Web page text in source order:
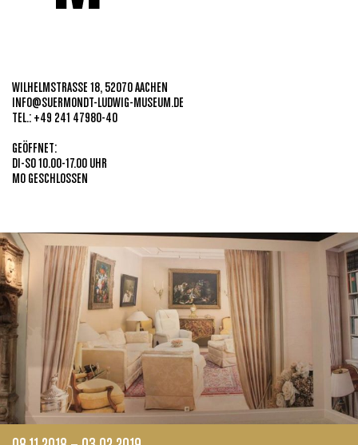
WILHELMSTRASSE 18, 52070 AACHEN
INFO@SUERMONDT-LUDWIG-MUSEUM.DE
TEL.: +49 241 47980-40
GEÖFFNET:
DI-SO 10.00-17.00 UHR
MO GESCHLOSSEN